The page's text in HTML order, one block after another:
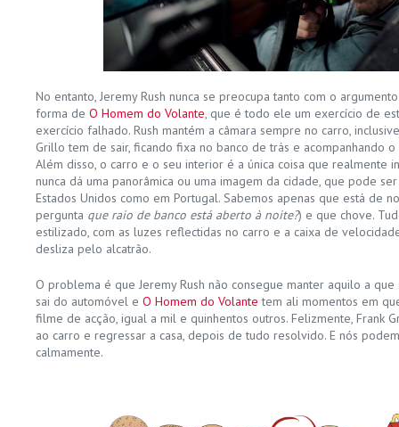
No entanto, Jeremy Rush nunca se preocupa tanto com o
forma de O Homem do Volante, que é todo ele um exercício de
exercício falhado. Rush mantém a câmara sempre no carro,
Grillo tem de sair, ficando fixa no banco de trás e acompanhando
Além disso, o carro e o seu interior é a única coisa que realmente
nunca dá uma panorâmica ou uma imagem da cidade, que pode
Estados Unidos como em Portugal. Sabemos apenas que está de
pergunta que raio de banco está aberto à noite?) e que chove.
estilizado, com as luzes reflectidas no carro e a caixa de
desliza pelo alcatrão.
O problema é que Jeremy Rush não consegue manter aquilo a
sai do automóvel e O Homem do Volante tem ali momentos em
filme de acção, igual a mil e quinhentos outros. Felizmente, Frank
ao carro e regressar a casa, depois de tudo resolvido. E nós
calmamente.